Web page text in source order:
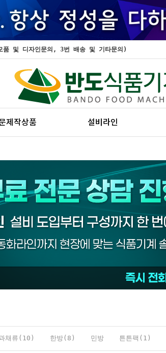
및 디자인문의, 3번 배송 및 기타문의)
제작상품 설비라인
채류(10) 한방(8) 민방 튼튼팩(1)